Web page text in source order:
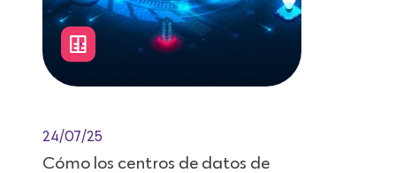
24/07/25
Cómo los centros de datos de